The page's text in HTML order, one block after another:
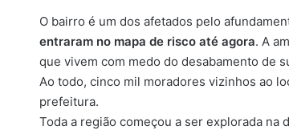
O bairro é um dos afetados pelo
entraram no mapa de risco até agora. A
que vivem com medo do desabamento de
Ao todo, cinco mil moradores vizinhos ao
prefeitura.
Toda a região começou a ser explorada na